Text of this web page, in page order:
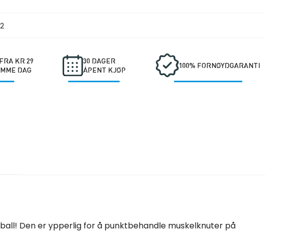
KR 29
DAG
30 DAGER
ÅPENT KJØP
100% FORNØYDGARANTI
Den er ypperlig for å punktbehandle muskelknuter på